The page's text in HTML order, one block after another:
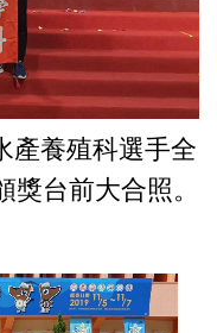
選手全
獎台前大合照。